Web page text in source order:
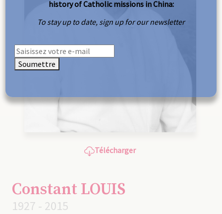
Télécharger
Constant LOUIS
1927 - 2015
history of Catholic missions in China:
To stay up to date, sign up for our newsletter
Soumettre